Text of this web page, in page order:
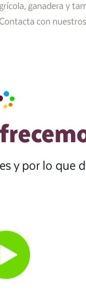
ganadera y
con
y por lo que